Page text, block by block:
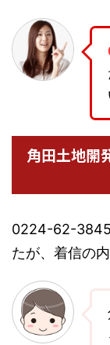
角田土地開
0224-62-3845
たが、着信の